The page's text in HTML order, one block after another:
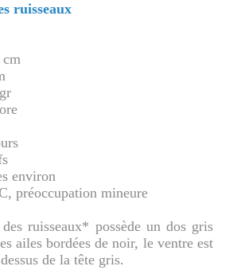
ruisseaux
cm
environ
préoccupation mineure
ruisseaux* possède un dos gris
ailes bordées de noir, le ventre est
de la tête gris.